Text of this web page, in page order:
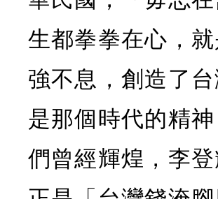
生都拳拳在心，
強不息，創造了
是那個時代的精
們曾經輝煌，李